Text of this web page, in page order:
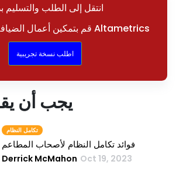
انتقل إلى الطلب والتسليم
قم بتمكين أعمال الضيافة الخاصة بك مع Altametrics
اطلب نسخة تجريبية
يجب أن
تكامل النظام
فوائد تكامل النظام لأصحاب المطاعم
Derrick McMahon Oct 19, 2023